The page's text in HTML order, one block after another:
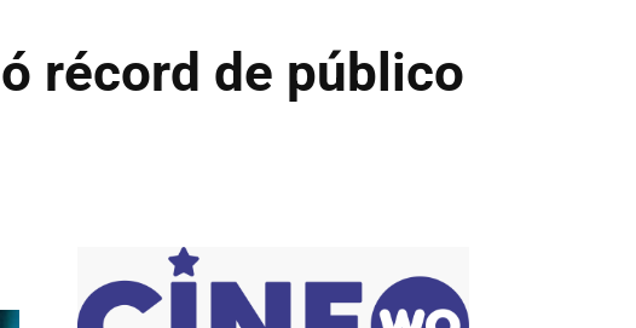
récord de público